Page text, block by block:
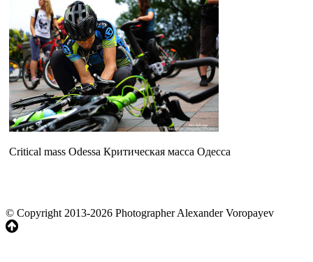
Critical mass Odessa Критическая масса Одесса
© Copyright 2013-2026 Photographer Alexander Voropayev